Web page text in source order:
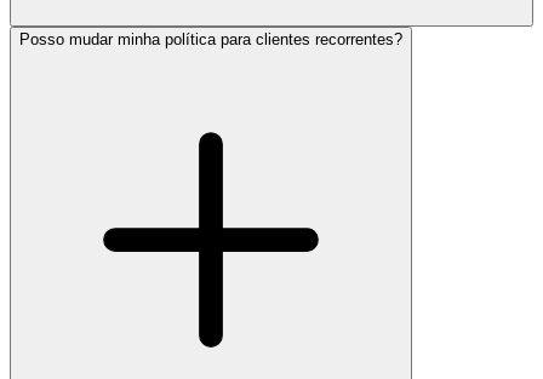
Posso mudar minha política para clientes recorrentes?